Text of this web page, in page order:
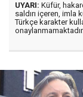
UYARI: Küfür,
saldırı içeren, imla
Türkçe karakter